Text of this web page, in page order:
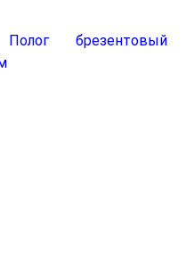
Полог брезентовый